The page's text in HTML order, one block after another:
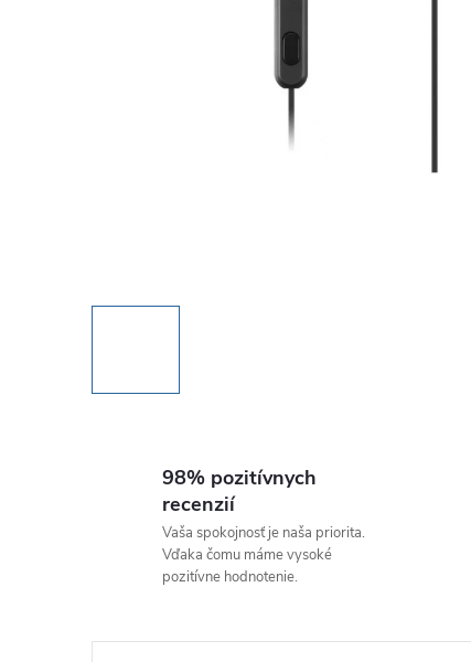
98% pozitívnych
recenzií
Vaša spokojnosť je naša priorita.
Vďaka čomu máme vysoké
pozitívne hodnotenie.